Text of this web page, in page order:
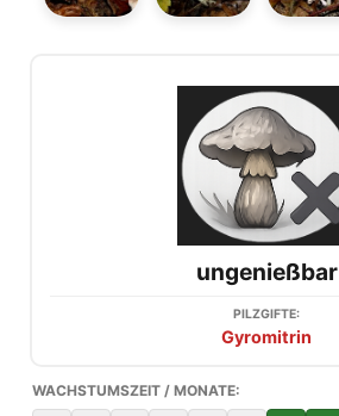
ungenießbar
PILZGIFTE:
Gyromitrin
WACHSTUMSZEIT / MONATE: